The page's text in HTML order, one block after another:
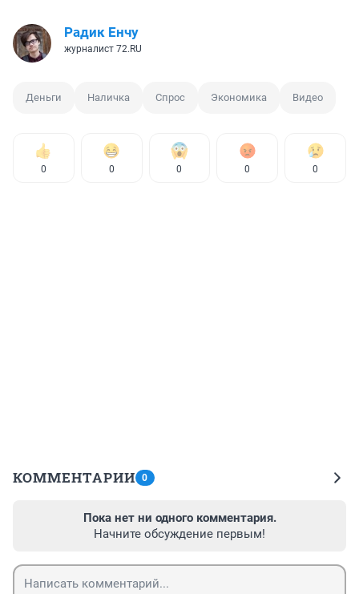
Радик Енчу
журналист 72.RU
Деньги Наличка Спрос Экономика Видео
0 0 0 0 0
КОММЕНТАРИИ 0
Пока нет ни одного комментария.
Начните обсуждение первым!